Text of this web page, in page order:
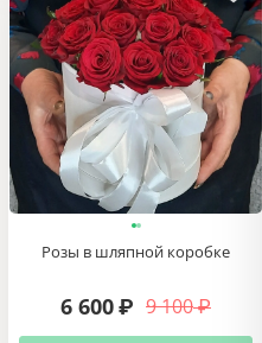
Розы в шляпной коробке
9 100 ₽
6 600₽